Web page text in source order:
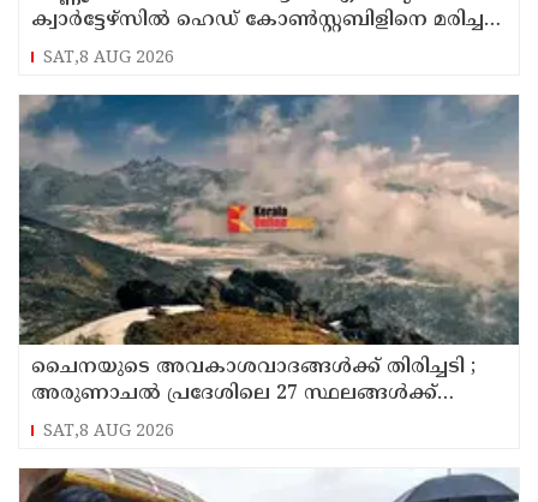
ക്വാര്‍ട്ടേഴ്സില്‍ ഹെഡ് കോണ്‍സ്റ്റബിളിനെ മരിച്ച
നിലയില്‍ കണ്ടെത്തി
SAT,8 AUG 2026
ചൈനയുടെ അവകാശവാദങ്ങൾക്ക് തിരിച്ചടി ;
അരുണാചൽ പ്രദേശിലെ 27 സ്ഥലങ്ങൾക്ക്
ഔദ്യോഗിക പേരുകൾ നൽകി ഇന്ത്യ
SAT,8 AUG 2026